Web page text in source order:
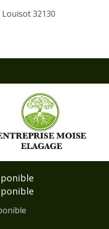
32130